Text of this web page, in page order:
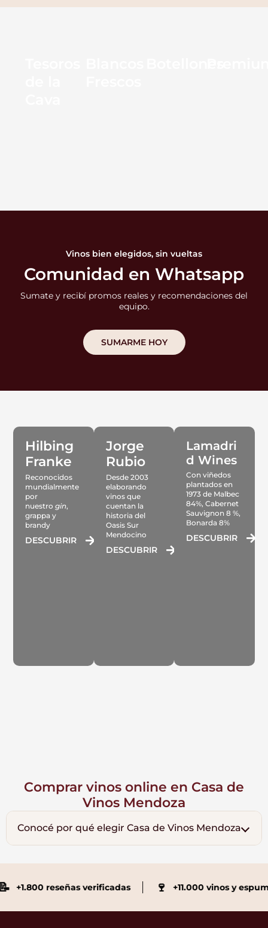
Vinos bien elegidos, sin vueltas
Comunidad en Whatsapp
Sumate y recibí promos reales y recomendaciones del
equipo.
SUMARME HOY
Hilbing
Franke
Reconocidos
mundialmente
por
nuestrogin,
grappa y
brandy
DESCUBRIR
Jorge
Rubio
Desde 2003
elaborando
vinos que
cuentan la
historia del
Oasis Sur
Mendocino
DESCUBRIR
Lamadri
d Wines
Con viñedos
plantados en
1973 de Malbec
84%, Cabernet
Sauvignon 8 %,
Bonarda 8%
DESCUBRIR
Comprar vinos online en Casa de
Vinos Mendoza
Conocé por qué elegir Casa de Vinos Mendoza
reseñas verificadas +11.000 vinos y espumante